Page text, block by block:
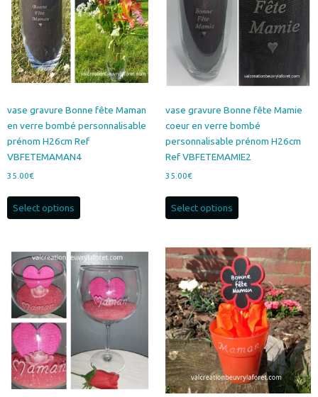
être
choisies
sur
la
page
produit
vase gravure Bonne fête Maman
en verre bombé personnalisable
prénom H26cm Ref
VBFETEMAMAN4
35.00€
Select options
vase gravure Bonne fête Mamie
coeur en verre bombé
personnalisable prénom H26cm
Ref VBFETEMAMIE2
35.00€
Select options